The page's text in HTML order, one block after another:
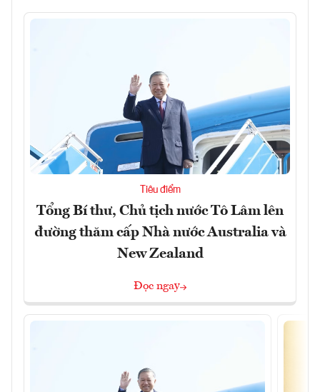
Tiêu điểm
Tổng Bí thư, Chủ tịch nước Tô Lâm lên
đường thăm cấp Nhà nước Australia và
New Zealand
Đọc ngay